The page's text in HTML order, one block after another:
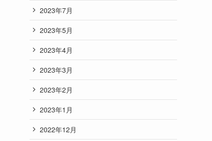
2023年7月
2023年5月
2023年4月
2023年3月
2023年2月
2023年1月
2022年12月